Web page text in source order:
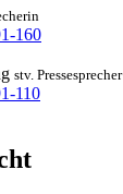
160
stv. Pressesprecher
110